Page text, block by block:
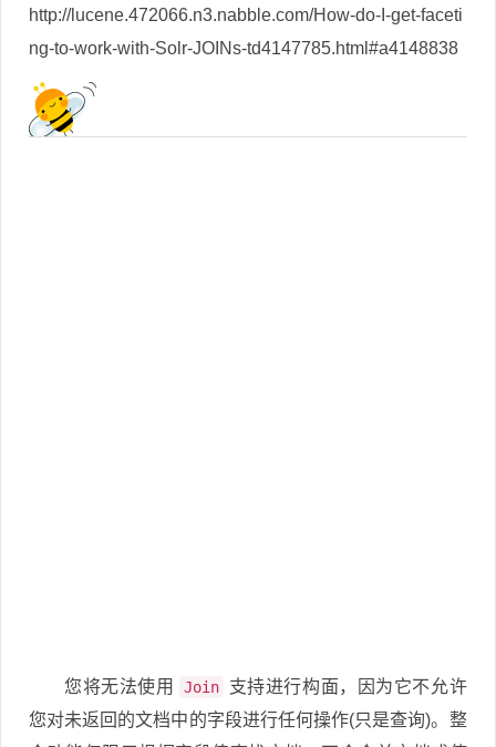
http://lucene.472066.n3.nabble.com/How-do-I-get-faceti
ng-to-work-with-Solr-JOINs-td4147785.html#a4148838
您将无法使用 Join
支持进行构面，因为它不允许
您对未返回的文档中的字段进行任何操作(只是查询)。整